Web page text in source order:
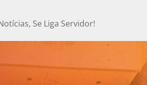
, Se Liga Servidor!